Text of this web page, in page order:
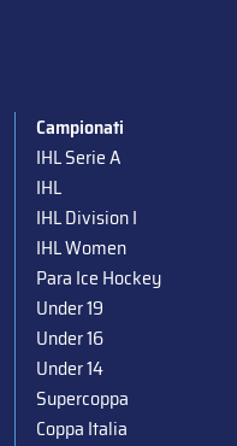
Campionati
IHL Serie A
IHL
IHL Division I
IHL Women
Para Ice Hockey
Under 19
Under 16
Under 14
Supercoppa
Coppa Italia